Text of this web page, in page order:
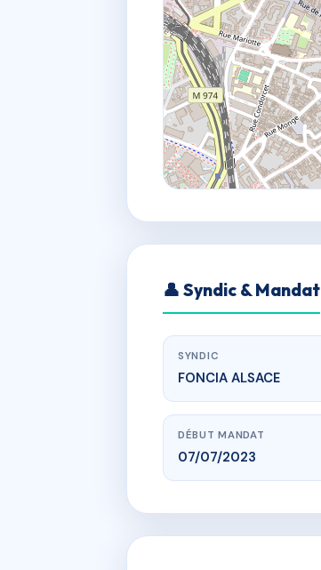
👤 Syndic & Mandat
SYNDIC
FONCIA ALSACE
DÉBUT MANDAT
07/07/2023